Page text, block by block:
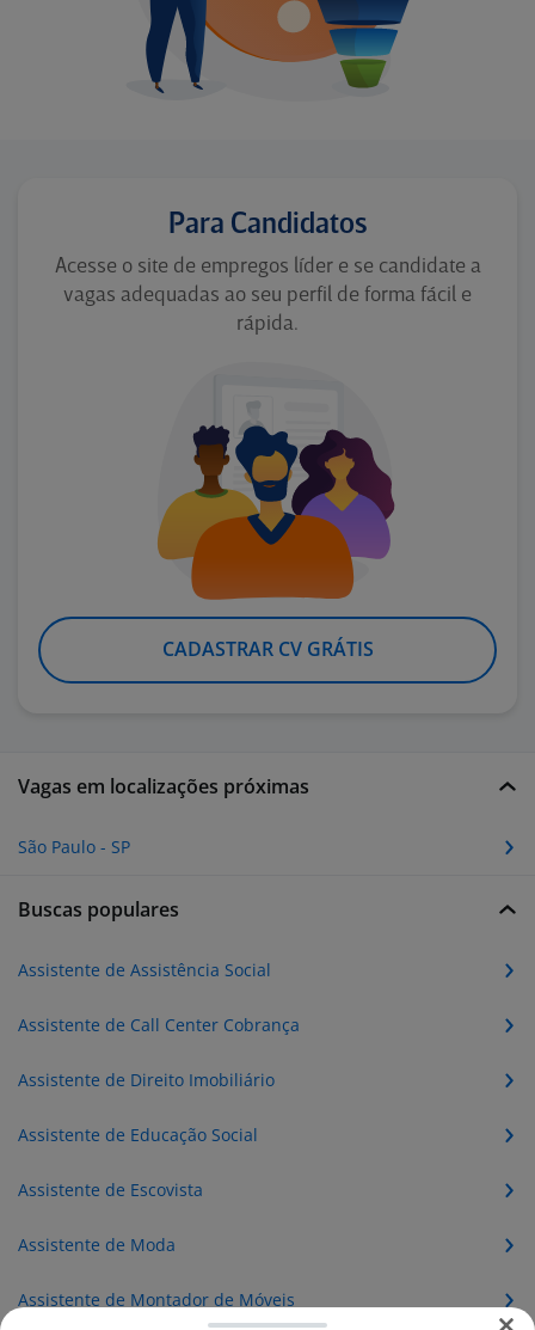
Para Candidatos
Acesse o site de empregos líder e se candidate a
vagas adequadas ao seu perfil de forma fácil e
rápida.
CADASTRAR CV GRÁTIS
Vagas em localizações próximas
São Paulo - SP
Buscas populares
Assistente de Assistência Social
Assistente de Call Center Cobrança
Assistente de Direito Imobiliário
Assistente de Educação Social
Assistente de Escovista
Assistente de Moda
Assistente de Montador de Móveis